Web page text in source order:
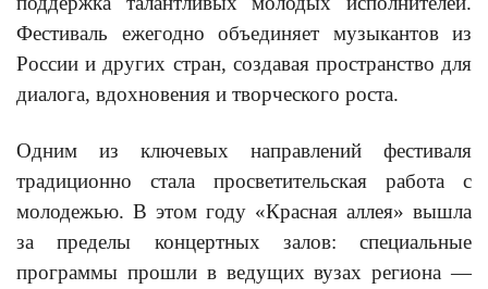
Фестиваль ежегодно объединяет музыкантов из
России и других стран, создавая пространство для
диалога, вдохновения и творческого роста.
Одним из ключевых направлений фестиваля
традиционно стала просветительская работа с
молодежью. В этом году «Красная аллея» вышла
за пределы концертных залов: специальные
программы прошли в ведущих вузах региона —